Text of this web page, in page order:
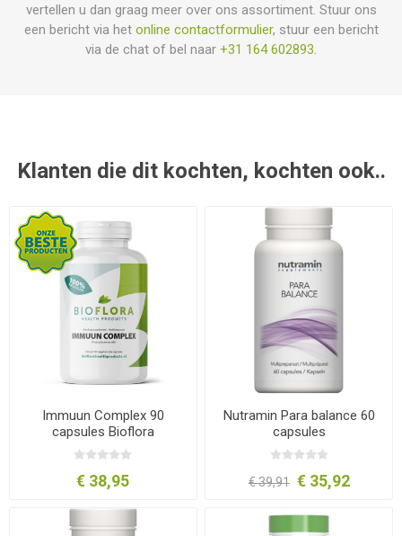
vertellen u dan graag meer over ons assortiment. Stuur ons
een bericht via het online contactformulier, stuur een bericht
via de chat of bel naar +31 164 602893.
Klanten die dit kochten, kochten ook..
Immuun Complex 90
capsules Bioflora
€ 38,95
Nutramin Para balance 60
capsules
€ 39,91 € 35,92